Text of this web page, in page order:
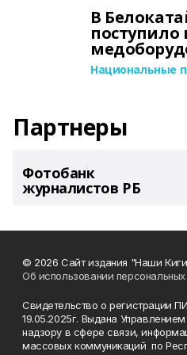
В
поступило
Национальные
Партнеры
Фотобанк
журналистов РБ
© 2026 Сайт издания "Наши
Об использовании
Свидетельство о регистрации
19.05.2025г. Выдана
надзору в сфере связи,
массовых коммуникаций по